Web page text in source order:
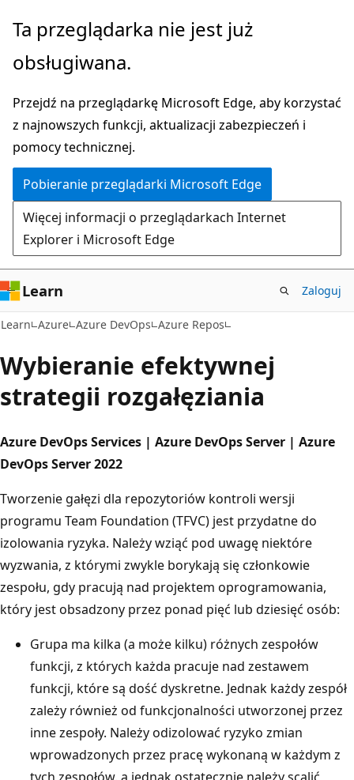
Przejdź
głównej
Ta przeglądarka nie jest już
obsługiwana.
Przejdź na przeglądarkę Microsoft Edge, aby korzystać
z najnowszych funkcji, aktualizacji zabezpieczeń i
pomocy technicznej.
Pobieranie przeglądarki Microsoft Edge
Więcej informacji o przeglądarkach Internet
Explorer i Microsoft Edge
Learn Zaloguj
Learn Azure Azure DevOps Azure Repos
Wybieranie efektywnej
strategii rozgałęziania
Azure DevOps Services | Azure DevOps Server | Azure
DevOps Server 2022
Tworzenie gałęzi dla repozytoriów kontroli wersji
programu Team Foundation (TFVC) jest przydatne do
izolowania ryzyka. Należy wziąć pod uwagę niektóre
wyzwania, z którymi zwykle borykają się członkowie
zespołu, gdy pracują nad projektem oprogramowania,
który jest obsadzony przez ponad pięć lub dziesięć osób:
Grupa ma kilka (a może kilku) różnych zespołów
funkcji, z których każda pracuje nad zestawem
funkcji, które są dość dyskretne. Jednak każdy zespół
zależy również od funkcjonalności utworzonej przez
inne zespoły. Należy odizolować ryzyko zmian
wprowadzonych przez pracę wykonaną w każdym z
tych zespołów, a jednak ostatecznie należy scalić